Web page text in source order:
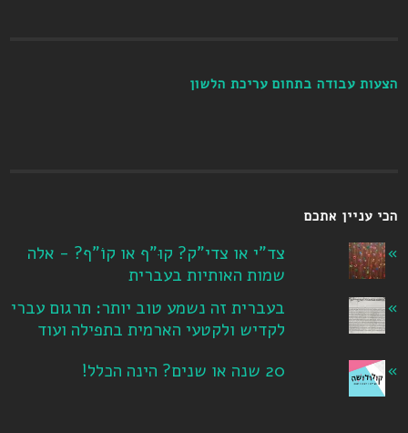
הצעות עבודה בתחום עריכת הלשון
הכי עניין אתכם
צד"י או צדי"ק? קוּ"ף או קוֹ"ף? - אלה
שמות האותיות בעברית
בעברית זה נשמע טוב יותר: תרגום עברי
לקדיש ולקטעי הארמית בתפילה ועוד
20 שנה או שנים? הינה הכלל!